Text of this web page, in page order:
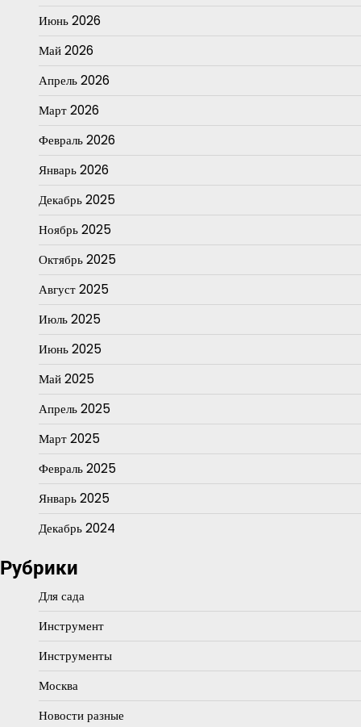
Июнь 2026
Май 2026
Апрель 2026
Март 2026
Февраль 2026
Январь 2026
Декабрь 2025
Ноябрь 2025
Октябрь 2025
Август 2025
Июль 2025
Июнь 2025
Май 2025
Апрель 2025
Март 2025
Февраль 2025
Январь 2025
Декабрь 2024
Рубрики
Для сада
Инструмент
Инструменты
Москва
Новости разные